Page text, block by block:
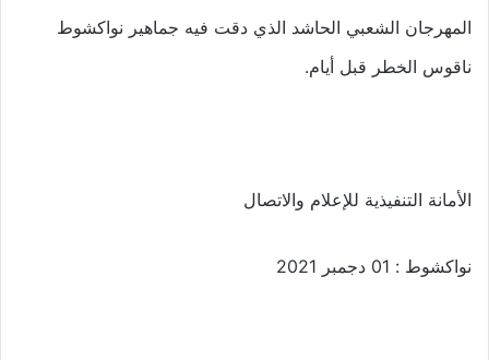
المهرجان الشعبي الحاشد الذي دقت فيه جماهير نواكشوط
ناقوس الخطر قبل أيام.
الأمانة التنفيذية للإعلام والاتصال
نواكشوط : 01 دجمبر 2021